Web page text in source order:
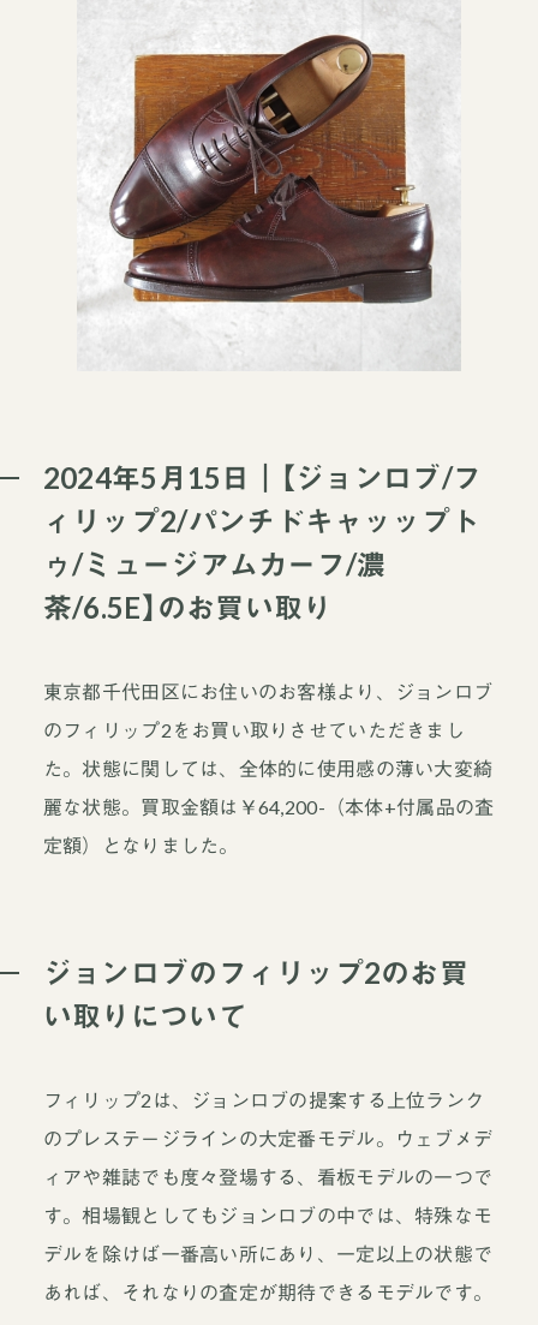
2024年5月15日｜【ジョンロブ/フ
ィリップ2/パンチドキャッップト
ゥ/ミュージアムカーフ/濃
茶/6.5E】のお買い取り
東京都千代田区にお住いのお客様より、ジョンロブ
のフィリップ2をお買い取りさせていただきまし
た。状態に関しては、全体的に使用感の薄い大変綺
麗な状態。買取金額は￥64,200-（本体+付属品の査
定額）となりました。
ジョンロブのフィリップ2のお買
い取りについて
フィリップ2は、ジョンロブの提案する上位ランク
のプレステージラインの大定番モデル。ウェブメデ
ィアや雑誌でも度々登場する、看板モデルの一つで
す。相場観としてもジョンロブの中では、特殊なモ
デルを除けば一番高い所にあり、一定以上の状態で
あれば、それなりの査定が期待できるモデルです。